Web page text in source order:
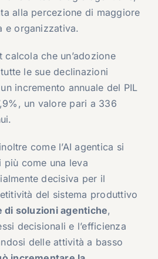
alla percezione di maggiore
e organizzativa.
che un’adozione
le sue declinazioni
incremento annuale del PIL
un valore pari a 336
come l’AI agentica si
come una leva
decisiva per il
del sistema produttivo
di soluzioni agentiche,
decisionali e l’efficienza
delle attività a basso